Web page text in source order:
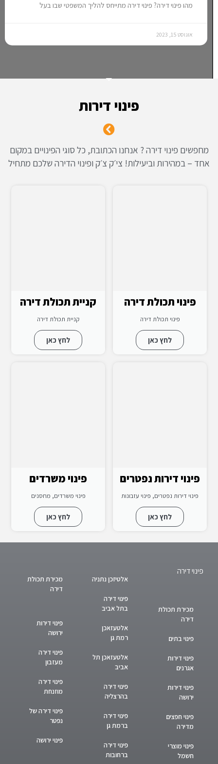
מהו פינוי דירה? פינוי דירה מתייחס להליך המשפטי שבו בעל
אוגוסט 15, 2023
פינוי דירות
מחפשים פינוי דירה ? אנחנו הכתובת, כל סוגי הפינויים במקום
אחד – במהירות וביעילות! צי׳ק צ׳ק ופינוי הדירה שלכם מתחיל
פינוי תכולת דירה
פינוי תכולת דירה
לחץ כאן
קניית תכולת דירה
קניית תכולת דירה
לחץ כאן
פינוי דירות נפטרים
פינוי דירות נפטרים, פינוי עזבונות
לחץ כאן
פינוי משרדים
פינוי משרדים, מחסנים
לחץ כאן
פינוי דירה
מכירת תכולת
דירה
פינוי בתים
פינוי דירות
אגרנים
פינוי דירות
ירושה
פינוי חפצים
מדירה
פינוי מוצרי
חשמל
אלטיזכן נתניה
פינוי דירה
בתל אביב
אלטעזאכן
רמת גן
אלטעזאכן תל
אביב
פינוי דירה
בהרצליה
פינוי דירה
ברמת גן
פינוי דירה
ברחובות
מכירת תכולת
דירה
פינוי דירות
ירושה
פינוי דירה
מעזבון
פינוי דירה
מוזנחת
פינוי דירה של
נפטר
פינוי ירושה